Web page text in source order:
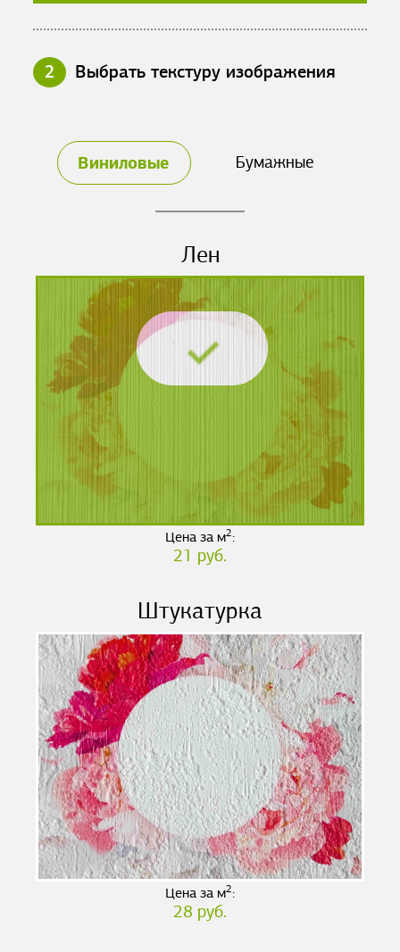
2 Выбрать текстуру изображения
Виниловые Бумажные
Лен
Цена за м2:
21 руб.
Штукатурка
Цена за м2:
28 руб.